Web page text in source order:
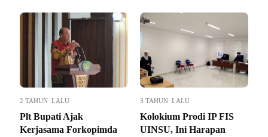
2 TAHUN LALU
Plt Bupati Ajak
Kerjasama Forkopimda
3 TAHUN LALU
Kolokium Prodi IP FIS
UINSU, Ini Harapan